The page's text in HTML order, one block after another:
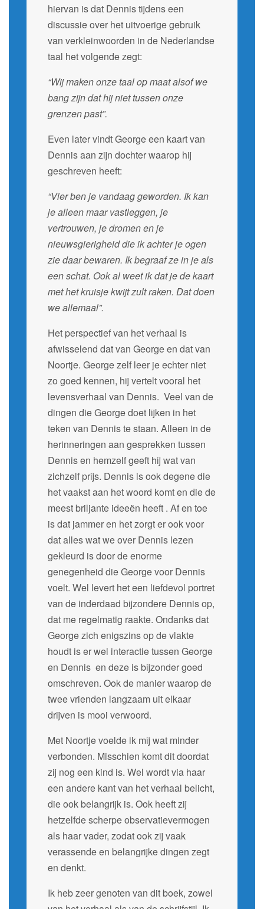
hiervan is dat Dennis tijdens een
discussie over het uitvoerige gebruik
van verkleinwoorden in de Nederlandse
taal het volgende zegt:
“Wij maken onze taal op maat alsof we
bang zijn dat hij niet tussen onze
grenzen past”.
Even later vindt George een kaart van
Dennis aan zijn dochter waarop hij
geschreven heeft:
“Vier ben je vandaag geworden. Ik kan
je alleen maar vastleggen, je
vertrouwen, je dromen en je
nieuwsgierigheid die ik achter je ogen
zie daar bewaren. Ik begraaf ze in je als
een schat. Ook al weet ik dat je de kaart
met het kruisje kwijt zult raken. Dat doen
we allemaal”.
Het perspectief van het verhaal is
afwisselend dat van George en dat van
Noortje. George zelf leer je echter niet
zo goed kennen, hij vertelt vooral het
levensverhaal van Dennis. Veel van de
dingen die George doet lijken in het
teken van Dennis te staan. Alleen in de
herinneringen aan gesprekken tussen
Dennis en hemzelf geeft hij wat van
zichzelf prijs. Dennis is ook degene die
het vaakst aan het woord komt en die de
meest briljante ideeën heeft . Af en toe
is dat jammer en het zorgt er ook voor
dat alles wat we over Dennis lezen
gekleurd is door de enorme
genegenheid die George voor Dennis
voelt. Wel levert het een liefdevol portret
van de inderdaad bijzondere Dennis op,
dat me regelmatig raakte. Ondanks dat
George zich enigszins op de vlakte
houdt is er wel interactie tussen George
en Dennis en deze is bijzonder goed
omschreven. Ook de manier waarop de
twee vrienden langzaam uit elkaar
drijven is mooi verwoord.
Met Noortje voelde ik mij wat minder
verbonden. Misschien komt dit doordat
zij nog een kind is. Wel wordt via haar
een andere kant van het verhaal belicht,
die ook belangrijk is. Ook heeft zij
hetzelfde scherpe observatievermogen
als haar vader, zodat ook zij vaak
verassende en belangrijke dingen zegt
en denkt.
Ik heb zeer genoten van dit boek, zowel